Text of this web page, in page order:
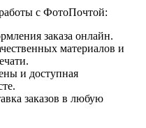
с ФотоПочтой:
заказа онлайн.
материалов и
и доступная
заказов в любую